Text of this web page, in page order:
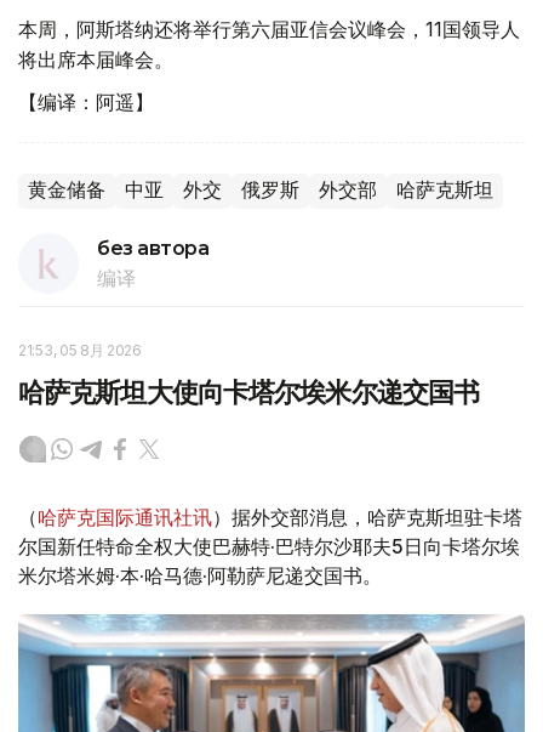
本周，阿斯塔纳还将举行第六届亚信会议峰会，11国领导人
将出席本届峰会。
【编译：阿遥】
黄金储备 中亚 外交 俄罗斯 外交部 哈萨克斯坦
без автора
编译
21:53, 05 8月 2026
哈萨克斯坦大使向卡塔尔埃米尔递交国书
（哈萨克国际通讯社讯）据外交部消息，哈萨克斯坦驻卡塔
尔国新任特命全权大使巴赫特·巴特尔沙耶夫5日向卡塔尔埃
米尔塔米姆·本·哈马德·阿勒萨尼递交国书。